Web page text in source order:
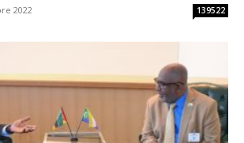
2022 139522